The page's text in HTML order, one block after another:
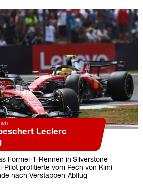
Leclerc
Formel-1-Rennen in Silverstone
Pilot profitierte vom Pech von Kimi
nach Verstappen-Abflug